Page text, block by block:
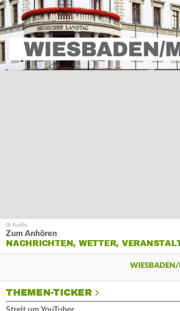
Zum Anhören
NACHRICHTEN, WETTER,
THEMEN-TICKER